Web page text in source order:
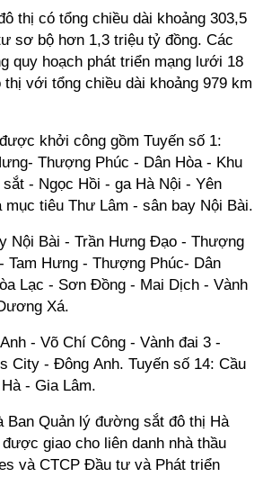
thị có tổng chiều dài khoảng 303,5
sơ bộ hơn 1,3 triệu tỷ đồng. Các
quy hoạch phát triển mạng lưới 18
với tổng chiều dài khoảng 979 km
khởi công gồm Tuyến số 1:
Thượng Phúc - Dân Hòa - Khu
- Ngọc Hồi - ga Hà Nội - Yên
mục tiêu Thư Lâm - sân bay Nội Bài.
Nội Bài - Trần Hưng Đạo - Thượng
Hưng - Thượng Phúc- Dân
Lạc - Sơn Đồng - Mai Dịch - Vành
Xá.
- Võ Chí Công - Vành đai 3 -
City - Đông Anh. Tuyến số 14: Cầu
- Gia Lâm.
Ban Quản lý đường sắt đô thị Hà
giao cho liên danh nhà thầu
và CTCP Đầu tư và Phát triển